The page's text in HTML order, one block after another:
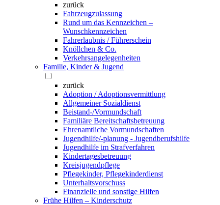
zurück
Fahrzeugzulassung
Rund um das Kennzeichen –
Wunschkennzeichen
Fahrerlaubnis / Führerschein
Knöllchen & Co.
Verkehrsangelegenheiten
Familie, Kinder & Jugend
zurück
Adoption / Adoptionsvermittlung
Allgemeiner Sozialdienst
Beistand-/Vormundschaft
Familiäre Bereitschaftsbetreuung
Ehrenamtliche Vormundschaften
Jugendhilfe/-planung - Jugendberufshilfe
Jugendhilfe im Strafverfahren
Kindertagesbetreuung
Kreisjugendpflege
Pflegekinder, Pflegekinderdienst
Unterhaltsvorschuss
Finanzielle und sonstige Hilfen
Frühe Hilfen – Kinderschutz